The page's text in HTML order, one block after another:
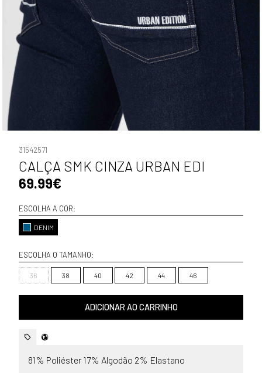
31542571
CALÇA SMK CINZA URBAN EDI
69.99€
ESCOLHA A COR:
DENIM
ESCOLHA O TAMANHO:
36 38 40 42 44 46
ADICIONAR AO CARRINHO
81% Poliéster 17% Algodão 2% Elastano